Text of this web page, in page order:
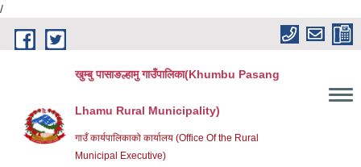
/
Skip to main content
खुम्बु पासाङल्हामु गाउँपालिका(Khumbu Pasang
Lhamu Rural Municipality)
गाउँ कार्यपालिकाको कार्यालय (Office Of the Rural
Municipal Executive)